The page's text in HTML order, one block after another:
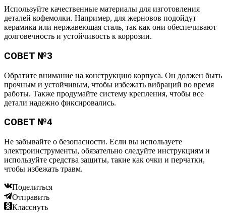
Используйте качественные материалы для изготовления
деталей кофемолки. Например, для жерновов подойдут
керамика или нержавеющая сталь, так как они обеспечивают
долговечность и устойчивость к коррозии.
СОВЕТ №3
Обратите внимание на конструкцию корпуса. Он должен быть
прочным и устойчивым, чтобы избежать вибраций во время
работы. Также продумайте систему крепления, чтобы все
детали надежно фиксировались.
СОВЕТ №4
Не забывайте о безопасности. Если вы используете
электроинструменты, обязательно следуйте инструкциям и
используйте средства защиты, такие как очки и перчатки,
чтобы избежать травм.
Поделиться
Отправить
Класснуть